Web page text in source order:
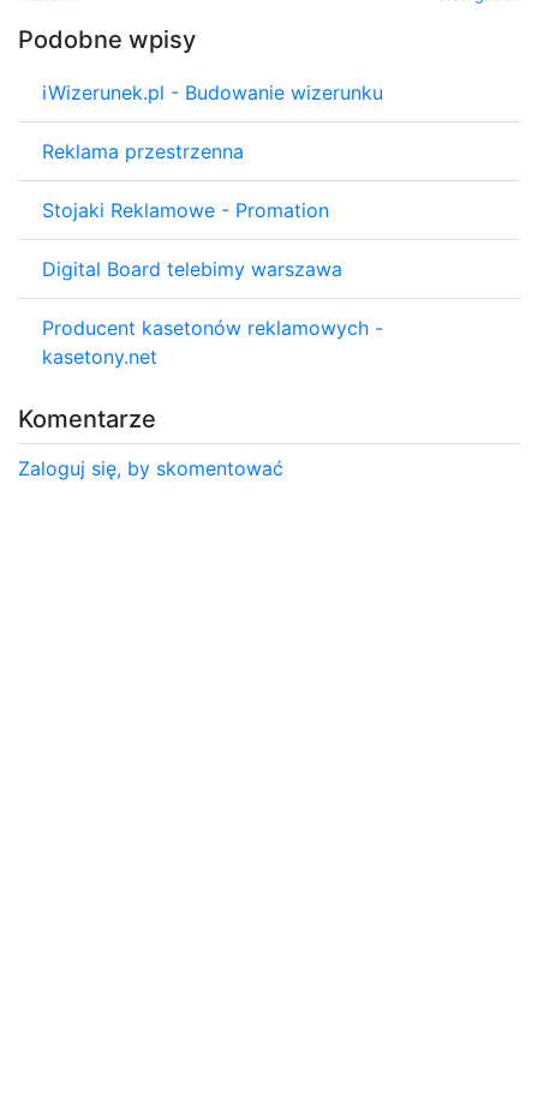
Podobne wpisy
iWizerunek.pl - Budowanie wizerunku
Reklama przestrzenna
Stojaki Reklamowe - Promation
Digital Board telebimy warszawa
Producent kasetonów reklamowych -
kasetony.net
Komentarze
Zaloguj się, by skomentować